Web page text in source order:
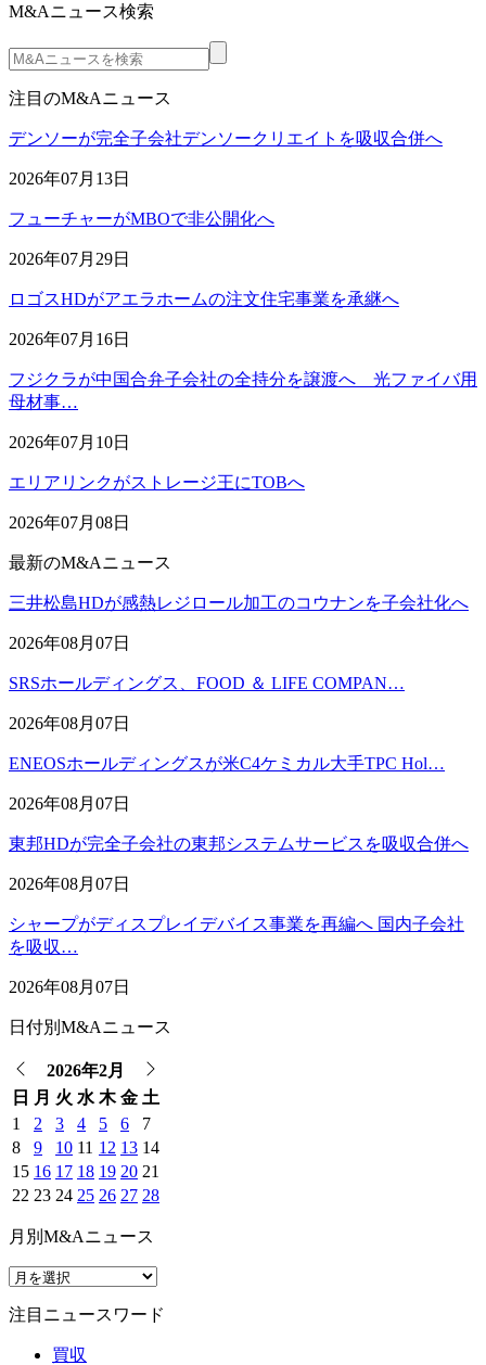
M&Aニュース検索
注目のM&Aニュース
デンソーが完全子会社デンソークリエイトを吸収合併へ
2026年07月13日
フューチャーがMBOで非公開化へ
2026年07月29日
ロゴスHDがアエラホームの注文住宅事業を承継へ
2026年07月16日
フジクラが中国合弁子会社の全持分を譲渡へ 光ファイバ用
母材事…
2026年07月10日
エリアリンクがストレージ王にTOBへ
2026年07月08日
最新のM&Aニュース
三井松島HDが感熱レジロール加工のコウナンを子会社化へ
2026年08月07日
SRSホールディングス、FOOD ＆ LIFE COMPAN…
2026年08月07日
ENEOSホールディングスが米C4ケミカル大手TPC Hol…
2026年08月07日
東邦HDが完全子会社の東邦システムサービスを吸収合併へ
2026年08月07日
シャープがディスプレイデバイス事業を再編へ 国内子会社
を吸収…
2026年08月07日
日付別M&Aニュース
2026年2月
日
月 火 水 木 金 土
1
2 3 4 5 6
7
8
9 10 11 12 13 14
15 16 17 18 19 20 21
22 23 24 25 26 27 28
月別M&Aニュース
注目ニュースワード
買収